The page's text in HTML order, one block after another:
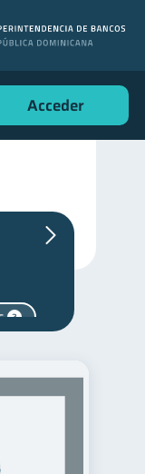
Acceder
2
1